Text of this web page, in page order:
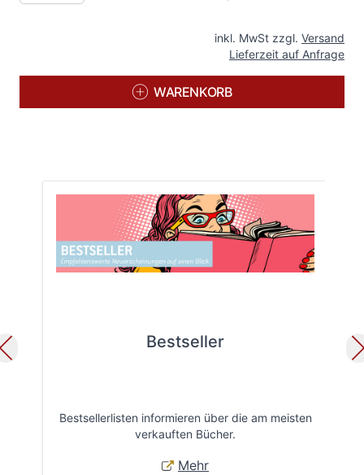
inkl. MwSt zzgl. Versand
Lieferzeit auf Anfrage
WARENKORB
Bestseller
Bestsellerlisten informieren über die am meisten
verkauften Bücher.
Mehr